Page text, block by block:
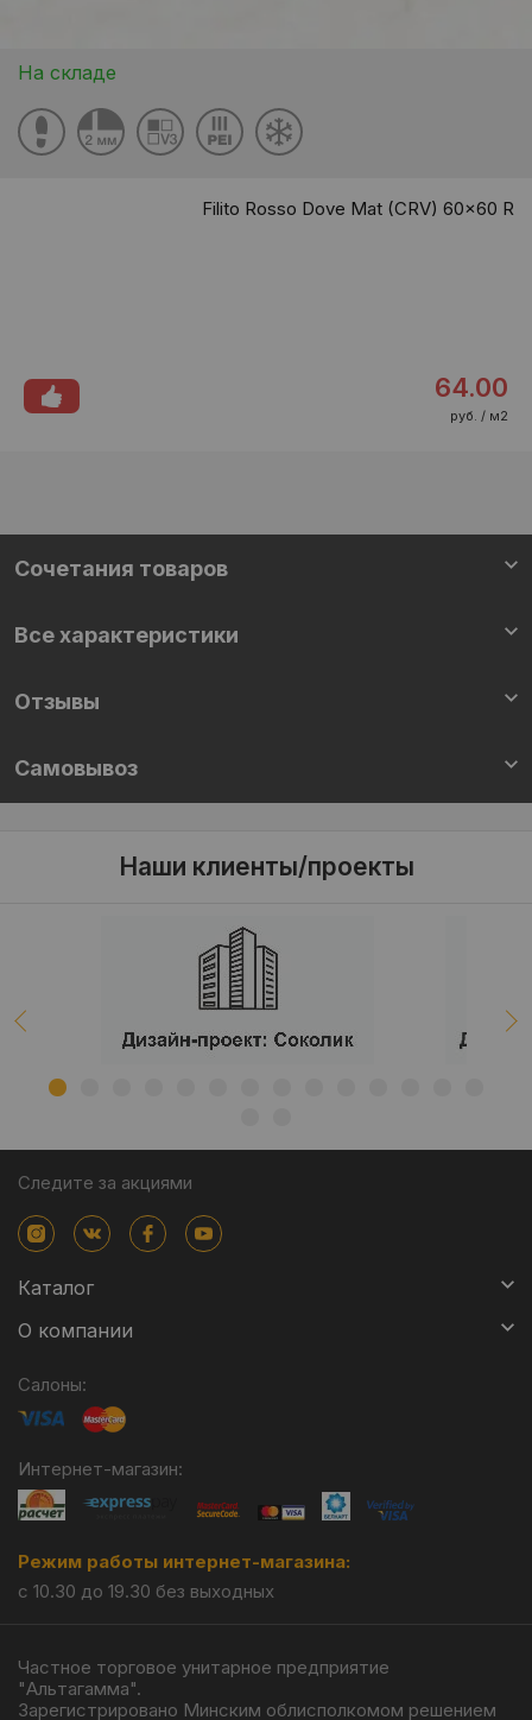
На складе
Filito Rosso Dove Mat (CRV) 60x60 R
64.00
руб. / м2
Cочетания товаров
Все характеристики
Отзывы
Самовывоз
Наши клиенты/проекты
Следите за акциями
Каталог
О компании
Салоны:
Интернет-магазин:
Режим работы интернет-магазина:
с 10.30 до 19.30 без выходных
Частное торговое унитарное предприятие
"Альтагамма".
Зарегистрировано Минским облисполкомом решением